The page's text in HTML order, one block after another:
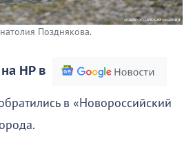
Позднякова.
НР в
в «Новороссийский